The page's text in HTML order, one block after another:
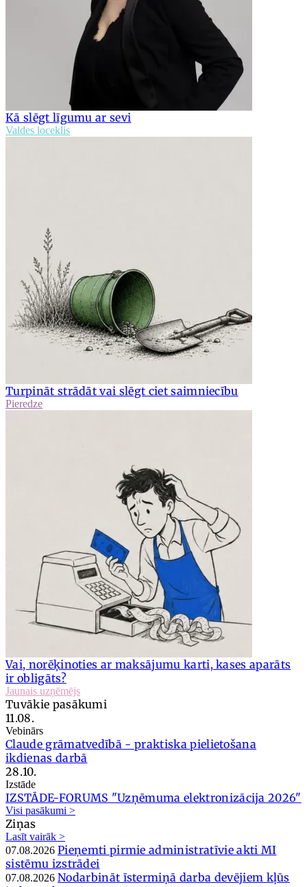
Kā slēgt līgumu ar sevi
Valdes loceklis
Turpināt strādāt vai slēgt ciet saimniecību
Pieredze
Vai, norēķinoties ar maksājumu karti, kases aparāts
ir obligāts?
Jaunais uzņēmējs
Tuvākie pasākumi
11.08.
Vebinārs
Claude grāmatvedībā - praktiska pielietošana
ikdienas darbā
28.10.
Izstāde
IZSTĀDE-FORUMS "Uzņēmuma elektronizācija 2026"
Visi pasākumi >
Ziņas
Lasīt vairāk >
07.08.2026 Pieņemti pirmie administratīvie akti MI
sistēmu izstrādei
07.08.2026 Nodarbināt īstermiņā darba devējiem kļūs